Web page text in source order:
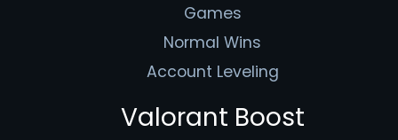
Games
Normal Wins
Account Leveling
Valorant Boost